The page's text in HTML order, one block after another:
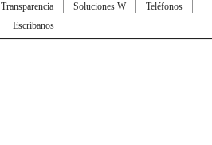
Transparencia Soluciones W
Teléfonos
Escríbanos